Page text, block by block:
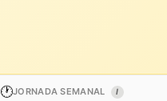
🕐JORNADA SEMANAL I